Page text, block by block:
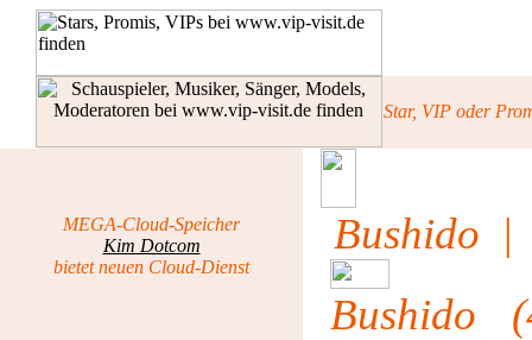
Star, VIP oder
MEGA-Cloud-Speicher
Kim Dotcom
bietet neuen Cloud-Dienst
Bushido |
Bushido